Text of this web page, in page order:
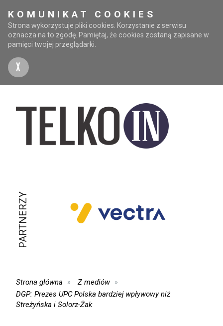
KOMUNIKAT COOKIES
Strona wykorzystuje pliki cookies. Korzystanie z serwisu
oznacza na to zgodę. Pamiętaj, że cookies zostaną zapisane w
pamięci twojej przeglądarki.
X
PARTNERZY
Strona główna
Z mediów
DGP: Prezes UPC Polska bardziej wpływowy niż
Streżyńska i Solorz-Żak